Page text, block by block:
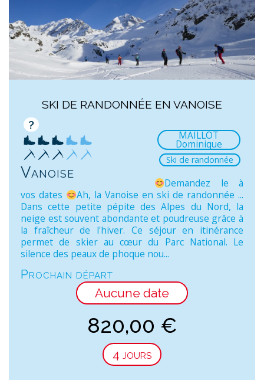
SKI DE RANDONNÉE EN VANOISE
?
Vanoise
MAILLOT
Dominique
Ski de randonnée
Demandez le à
vos dates
Ah, la Vanoise en ski de randonnée ...
Dans cette petite pépite des Alpes du Nord, la
neige est souvent abondante et poudreuse grâce à
la fraîcheur de l'hiver. Ce séjour en itinérance
permet de skier au cœur du Parc National. Le
silence des peaux de phoque nou...
Prochain départ
Aucune date
820,00 €
4 jours